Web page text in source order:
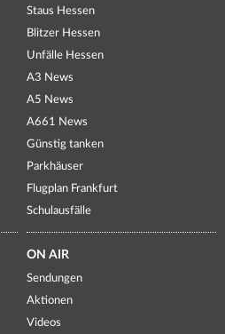
Staus Hessen
Blitzer Hessen
Unfälle Hessen
A3 News
A5 News
A661 News
Günstig tanken
Parkhäuser
Flugplan Frankfurt
Schulausfälle
ON AIR
Sendungen
Aktionen
Videos